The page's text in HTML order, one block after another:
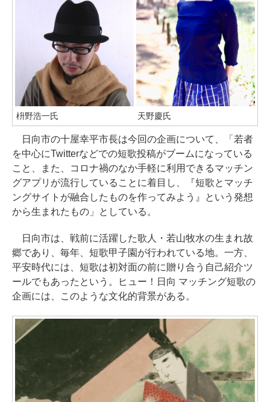
枡野浩一氏 天野慶氏
日向市の十屋幸平市長は今回の企画について、「若者
を中心にTwitterなどでの短歌投稿がブームになっている
こと、また、コロナ禍のなか手軽に利用できるマッチン
グアプリが流行していることに着目し、『短歌とマッチ
ングサイトが融合したものを作ってみよう』という発想
から生まれたもの」としている。
日向市は、戦前に活躍した歌人・若山牧水の生まれ故
郷であり、毎年、短歌甲子園が行われている地。一方、
平安時代には、短歌は初対面の前に贈り合う自己紹介ツ
ールでもあったという。ヒュー！日向 マッチング短歌の
企画には、このような文化的背景がある。